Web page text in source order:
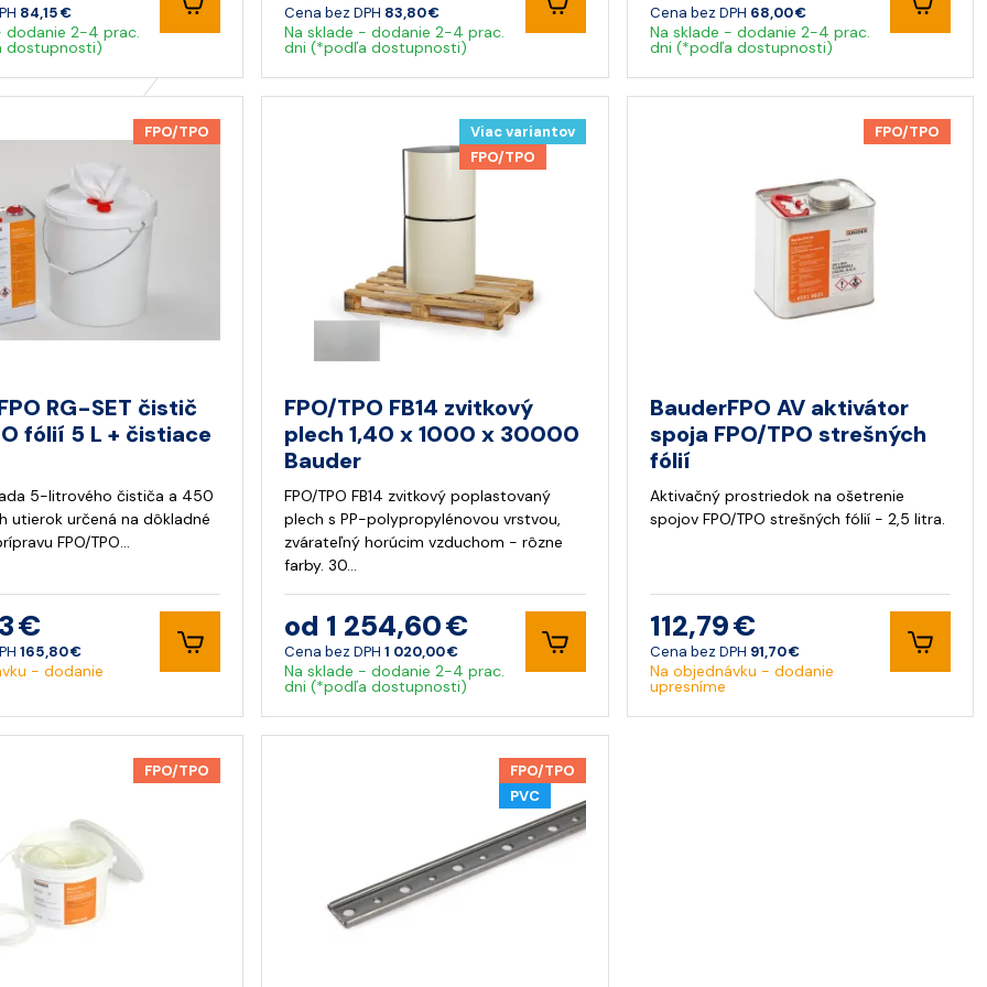
84,15 €
dodanie 2-4 prac.
dostupnosti)
Cena bez DPH 83,80 €
Na sklade - dodanie 2-4 prac.
dni (*podľa dostupnosti)
Cena bez DPH 68,00 €
Na sklade - dodanie 2-4 prac.
dni (*podľa dostupnosti)
FPO/TPO
RG-SET čistič
fólií 5 L + čistiace
5-litrového čističa a 450
utierok určená na dôkladné
FPO/TPO…
€
165,80 €
- dodanie
Viac variantov
FPO/TPO
FPO/TPO FB14 zvitkový
plech 1,40 x 1000 x 30000
Bauder
FPO/TPO FB14 zvitkový poplastovaný
plech s PP-polypropylénovou vrstvou,
zvárateľný horúcim vzduchom - rôzne
farby. 30…
od 1 254,60 €
Cena bez DPH1 020,00 €
Na sklade - dodanie 2-4 prac.
dni (*podľa dostupnosti)
FPO/TPO
BauderFPO AV aktivátor
spoja FPO/TPO strešných
fólií
Aktivačný prostriedok na ošetrenie
spojov FPO/TPO strešných fólií - 2,5 litra.
112,79 €
Cena bez DPH 91,70 €
Na objednávku - dodanie
upresníme
FPO/TPO
FPO/TPO
PVC